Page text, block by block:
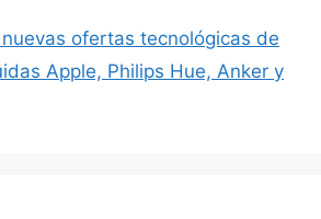
ofertas tecnológicas de
Apple, Philips Hue, Anker y